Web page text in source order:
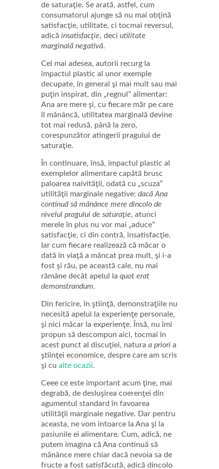
de saturaţie. Se arată, astfel, cum
consumatorul ajunge să nu mai obţină
satisfacţie, utilitate, ci tocmai reversul,
adică insatisfacţie, deci utilitate
marginală negativă.
Cel mai adesea, autorii recurg la
impactul plastic al unor exemple
decupate, în general şi mai mult sau mai
puţin inspirat, din „regnul” alimentar:
Ana are mere şi, cu fiecare măr pe care
îl mănâncă, utilitatea marginală devine
tot mai redusă, până la zero,
corespunzător atingerii pragului de
saturaţie.
În continuare, însă, impactul plastic al
exemplelor alimentare capătă brusc
paloarea naivităţii, odată cu „scuza”
utilităţii marginale negative: dacă Ana
continuă să mănânce mere dincolo de
nivelul pragului de saturaţie, atunci
merele în plus nu vor mai „aduce”
satisfacţie, ci din contră, insatisfacţie.
Iar cum fiecare realizează că măcar o
dată în viaţă a mâncat prea mult, şi i-a
fost şi rău, pe această cale, nu mai
rămâne decât apelul la quot erat
demonstrandum.
Din fericire, în ştiinţă, demonstraţiile nu
necesită apelul la experienţe personale,
şi nici măcar la experienţe. Însă, nu îmi
propun să descompun aici, tocmai în
acest punct al discuţiei, natura a priori a
ştiinţei economice, despre care am scris
şi cu alte ocazii.
Ceee ce este important acum ţine, mai
degrabă, de desluşirea coerenţei din
agumentul standard în favoarea
utilităţii marginale negative. Dar pentru
aceasta, ne vom întoarce la Ana şi la
pasiunile ei alimentare. Cum, adică, ne
putem imagina că Ana continuă să
mănânce mere chiar dacă nevoia sa de
fructe a fost satisfăcută, adică dincolo